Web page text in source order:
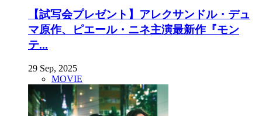
【試写会プレゼント】アレクサンドル・デュ
マ原作、ピエール・ニネ主演最新作『モン
テ...
29 Sep, 2025
MOVIE